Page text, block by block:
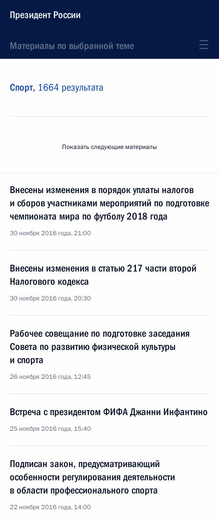
Президент России
Материалы по выбранной теме
Спорт, 1664 результата
Показать следующие материалы
Внесены изменения в порядок уплаты налогов
и сборов участниками мероприятий по подготовке
чемпионата мира по футболу 2018 года
30 ноября 2016 года, 21:00
Внесены изменения в статью 217 части второй
Налогового кодекса
30 ноября 2016 года, 20:30
Рабочее совещание по подготовке заседания
Совета по развитию физической культуры
и спорта
26 ноября 2016 года, 12:45
Встреча с президентом ФИФА Джанни Инфантино
25 ноября 2016 года, 15:40
Подписан закон, предусматривающий
особенности регулирования деятельности
в области профессионального спорта
22 ноября 2016 года, 14:00